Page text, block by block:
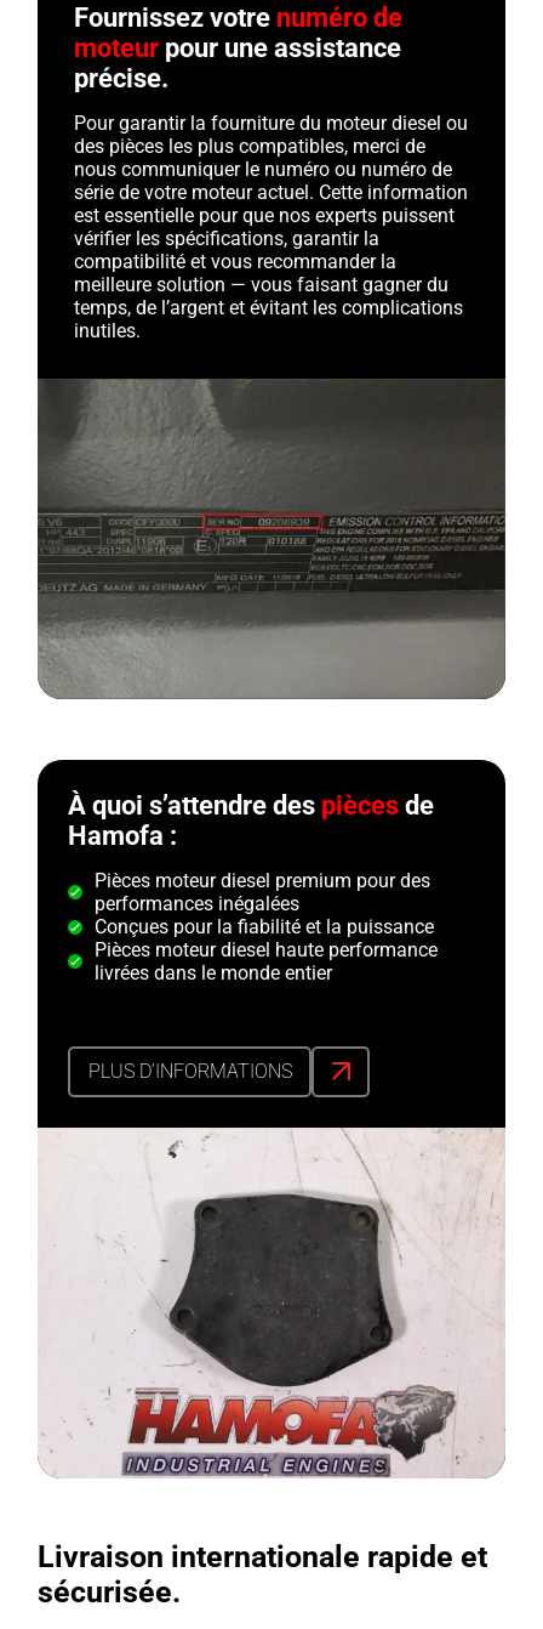
Fournissez votre numéro de
moteur pour une assistance
précise.
Pour garantir la fourniture du moteur diesel ou
des pièces les plus compatibles, merci de
nous communiquer le numéro ou numéro de
série de votre moteur actuel. Cette information
est essentielle pour que nos experts puissent
vérifier les spécifications, garantir la
compatibilité et vous recommander la
meilleure solution — vous faisant gagner du
temps, de l’argent et évitant les complications
inutiles.
À quoi s’attendre des piècesde
Hamofa :
Pièces moteur diesel premium pour des
performances inégalées
Conçues pour la fiabilité et la puissance
Pièces moteur diesel haute performance
livrées dans le monde entier
PLUS D’INFORMATIONS
Livraison internationale rapide et
sécurisée.